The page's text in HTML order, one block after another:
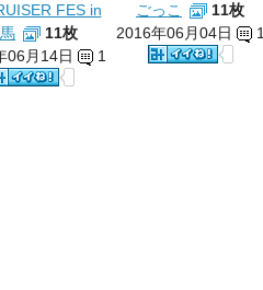
FES in
11枚
06月14日
1
ごっこ
11枚
2016年06月04日
1